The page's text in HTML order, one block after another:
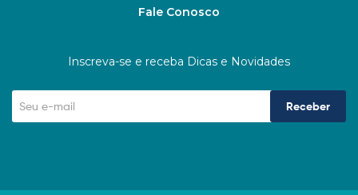
Fale Conosco
Inscreva-se e receba Dicas e Novidades
Receber